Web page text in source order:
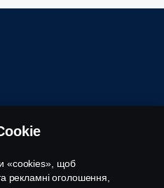
порушення
«cookies», щоб
рекламні оголошення,